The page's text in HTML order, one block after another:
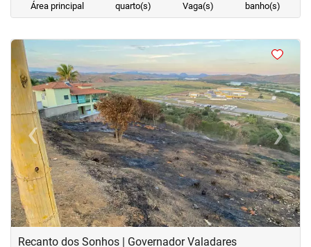
Área principal
quarto(s)
Vaga(s)
banho(s)
< <<
‹Previous ›Next
Recanto dos Sonhos | Governador Valadares